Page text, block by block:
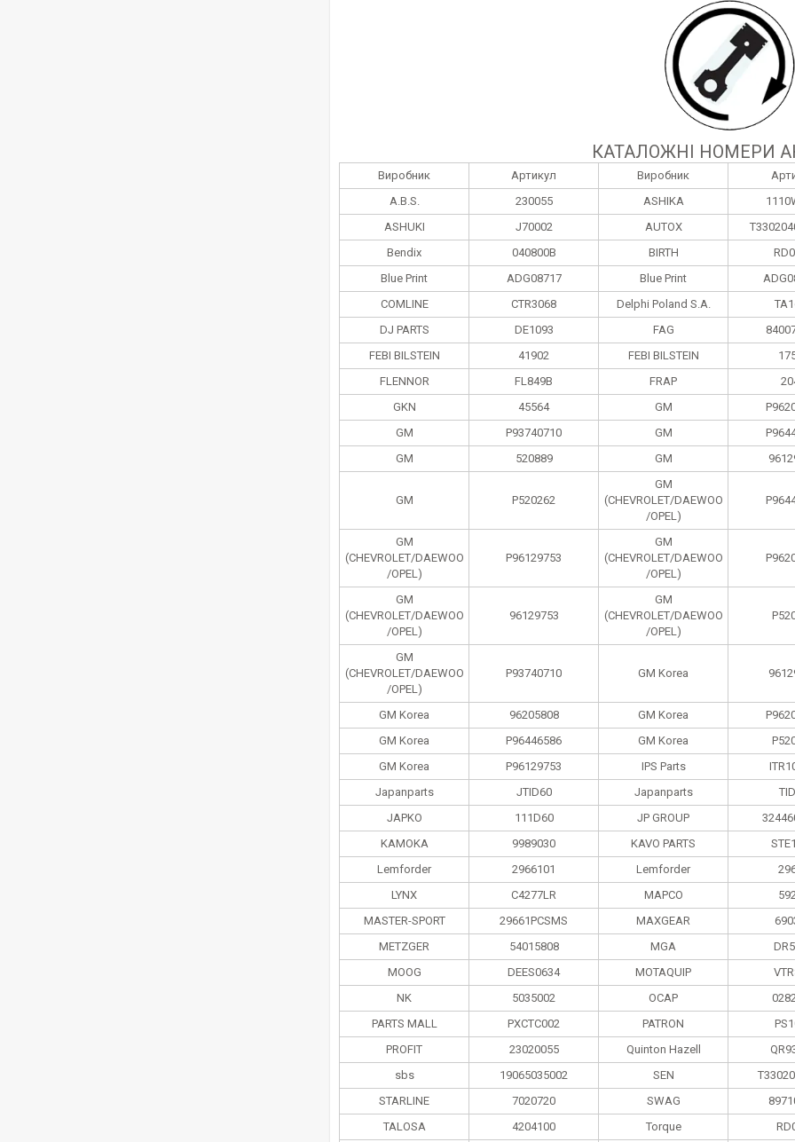
КАТАЛОЖНІ НОМЕРИ
Виробник Артикул Виробник
A.B.S.
230055 ASHIKA
ASHUKI
J70002 AUTOX
Bendix
040800B BIRTH
Blue Print
ADG08717 Blue Print
COMLINE
CTR3068 Delphi Poland S.А.
DJ PARTS
DE1093 FAG
FEBI BILSTEIN
41902 FEBI BILSTEIN
FLENNOR
FL849B FRAP
GKN
45564 GM
GM
P93740710 GM
GM
520889 GM
GM P520262
GM
(CHEVROLET/DAEWOO
/OPEL)
GM
(CHEVROLET/DAEWOO
/OPEL)
P96129753
GM
(CHEVROLET/DAEWOO
/OPEL)
GM
(CHEVROLET/DAEWOO
/OPEL)
96129753
GM
(CHEVROLET/DAEWOO
/OPEL)
GM
(CHEVROLET/DAEWOO
/OPEL)
P93740710 GM Korea
GM Korea 96205808 GM Korea
GM Korea
P96446586 GM Korea
GM Korea
P96129753 IPS Parts
Japanparts
JTID60 Japanparts
JAPKO
111D60 JP GROUP
KAMOKA
9989030 KAVO PARTS
Lemforder
2966101 Lemforder
LYNX
C4277LR MAPCO
MASTER-SPORT
29661PCSMS MAXGEAR
METZGER
54015808 MGA
MOOG
DEES0634 MOTAQUIP
NK
5035002 OCAP
PARTS MALL
PXCTC002 PATRON
PROFIT
23020055 Quinton Hazell
sbs
19065035002 SEN
STARLINE
7020720 SWAG
TALOSA
4204100 Torque